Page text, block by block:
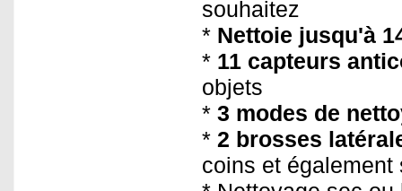
souhaitez
* Nettoie jusqu'à
* 11 capteurs
objets
* 3 modes de
* 2 brosses
coins et